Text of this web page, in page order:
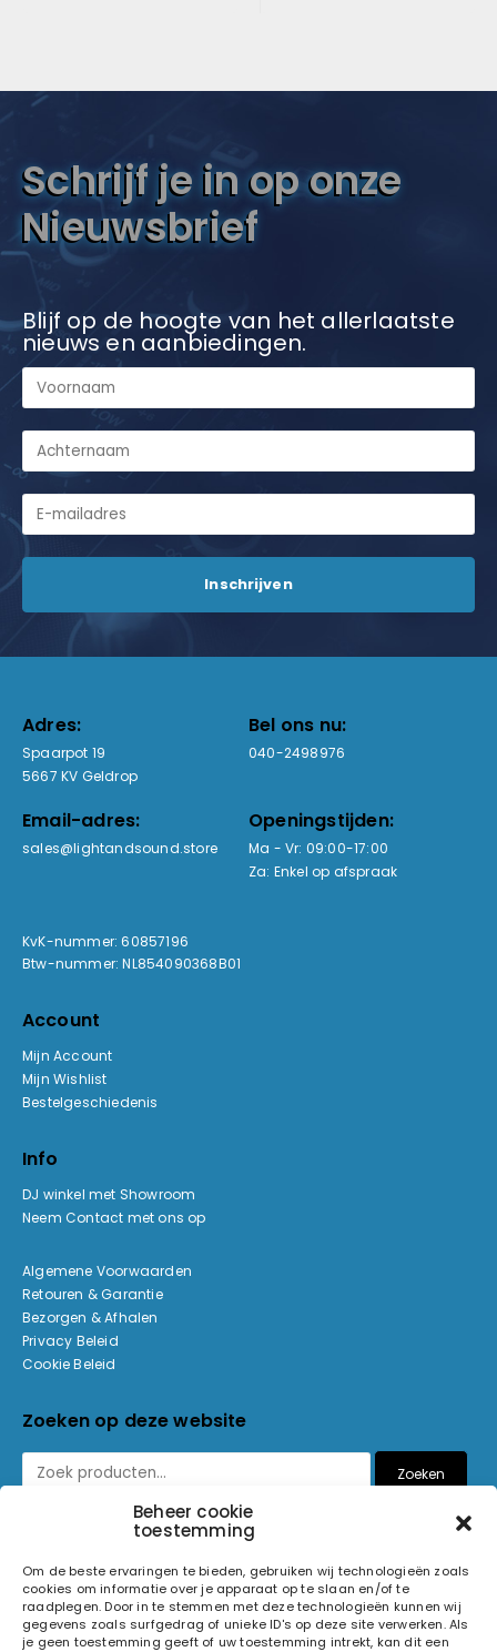
Beheer cookie
toestemming
Om de beste ervaringen te bieden, gebruiken wij technologieën zoals
cookies om informatie over je apparaat op te slaan en/of te
raadplegen. Door in te stemmen met deze technologieën kunnen wij
gegevens zoals surfgedrag of unieke ID's op deze site verwerken. Als
je geen toestemming geeft of uw toestemming intrekt, kan dit een
Schrijf je in op onze
Nieuwsbrief
Blijf op de hoogte van het allerlaatste
nieuws en aanbiedingen.
Adres:
Spaarpot 19
5667 KV Geldrop
Bel ons nu:
040-2498976
Email-adres:
sales@lightandsound.store
Openingstijden:
Ma - Vr: 09:00-17:00
Za: Enkel op afspraak
KvK-nummer: 60857196
Btw-nummer: NL854090368B01
Account
Mijn Account
Mijn Wishlist
Bestelgeschiedenis
Info
DJ winkel met Showroom
Neem Contact met ons op
Algemene Voorwaarden
Retouren & Garantie
Bezorgen & Afhalen
Privacy Beleid
Cookie Beleid
Zoeken op deze website
Zoeken